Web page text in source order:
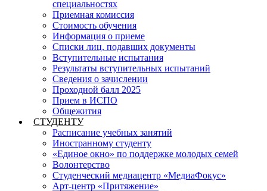
специальностях
Приемная комиссия
Стоимость обучения
Информация о приеме
Списки лиц, подавших документы
Вступительные испытания
Результаты вступительных испытаний
Сведения о зачислении
Проходной балл 2025
Прием в ИСПО
Общежития
СТУДЕНТУ
Расписание учебных занятий
Иностранному студенту
«Единое окно» по поддержке молодых семей
Волонтерство
Студенческий медиацентр «МедиаФокус»
Арт-центр «Притяжение»